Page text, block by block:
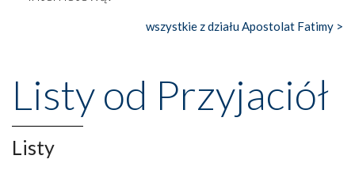
Nasze pielgrzymkowe wyprawy, których celem były
wspaniałe klasztory w miasteczku Alcobaça czy w Batalhi,
przeniosły nas do czasów, gdy świątynie bez wątpienia
niepodległość kraju. Zachwyt budziła potężna, a zarazem
misterna architektura tych monumentalnych dzieł,
wspaniałe zdobienia, dbałość ich twórców o detale,
połączenie talentów z wytrwałością i pracowitością
budowniczych.
wszystkie z działu Apostolat Fatimy >
Listy od Przyjaciół
Listy